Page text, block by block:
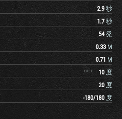
2.9 秒
1.7 秒
54 発
0.33 M
0.71 M
10 度
20 度
-180/180 度